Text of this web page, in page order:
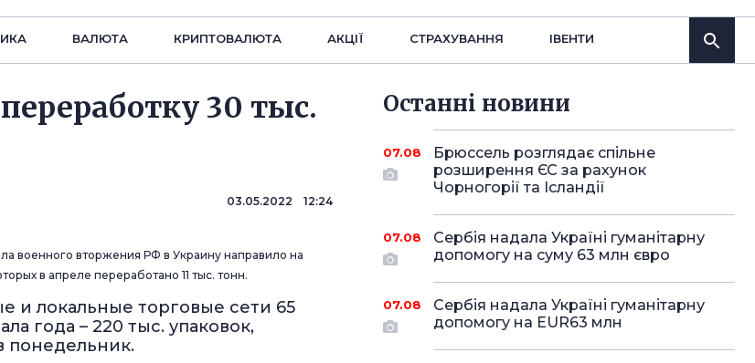
ВАЛЮТА КРИПТОВАЛЮТА АКЦІЇ СТРАХУВАННЯ IВЕНТИ
30 тыс.
03.05.2022 12:24
военного вторжения РФ в Украину направило на
в апреле переработано 11 тыс. тонн.
и локальные торговые сети 65
года – 220 тыс. упаковок,
понедельник.
Останнi новини
07.08
Брюссель розглядає спільне
розширення ЄС за рахунок
Чорногорії та Ісландії
07.08
Сербія надала Україні гуманітарну
допомогу на суму 63 млн євро
07.08
Сербія надала Україні гуманітарну
допомогу на EUR63 млн